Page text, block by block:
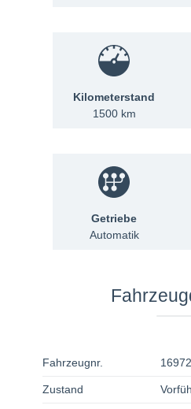
Kilometerstand
1500 km
Getriebe
Automatik
Fahrzeugnr.
Zustand